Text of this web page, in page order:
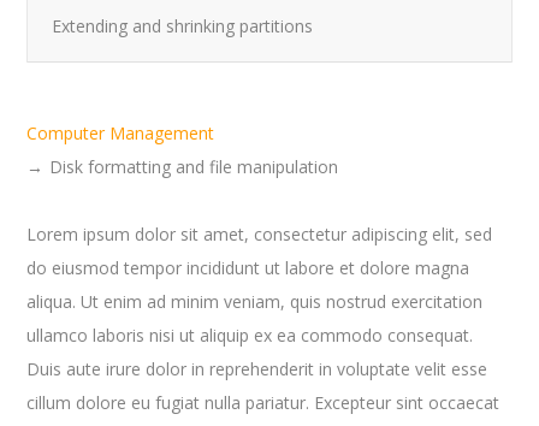
Extending and shrinking partitions
Computer Management
Disk formatting and file manipulation
Lorem ipsum dolor sit amet, consectetur adipiscing elit, sed
do eiusmod tempor incididunt ut labore et dolore magna
aliqua. Ut enim ad minim veniam, quis nostrud exercitation
ullamco laboris nisi ut aliquip ex ea commodo consequat.
Duis aute irure dolor in reprehenderit in voluptate velit esse
cillum dolore eu fugiat nulla pariatur. Excepteur sint occaecat